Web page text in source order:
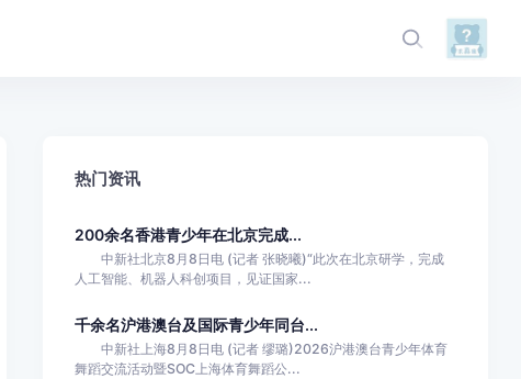
热门资讯
200余名香港青少年在北京完成...
中新社北京8月8日电 (记者 张晓曦)“此次在北京研学，完成
人工智能、机器人科创项目，见证国家...
千余名沪港澳台及国际青少年同台...
中新社上海8月8日电 (记者 缪璐)2026沪港澳台青少年体育
舞蹈交流活动暨SOC上海体育舞蹈公...